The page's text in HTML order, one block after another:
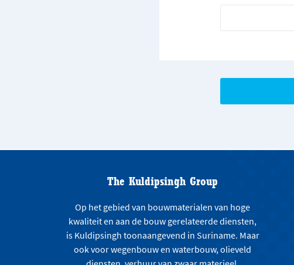
The Kuldipsingh Group
Op het gebied van bouwmaterialen van hoge
kwaliteit en aan de bouw gerelateerde diensten,
is Kuldipsingh toonaangevend in Suriname. Maar
ook voor wegenbouw en waterbouw, olieveld